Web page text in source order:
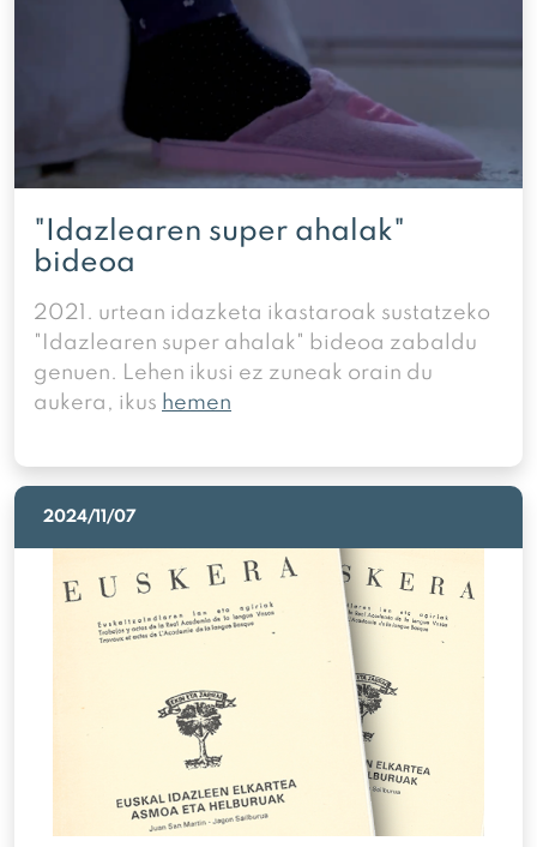
"Idazlearen super ahalak"
bideoa
2021. urtean idazketa ikastaroak sustatzeko
"Idazlearen super ahalak" bideoa zabaldu
genuen. Lehen ikusi ez zuneak orain du
aukera, ikus hemen
2024/11/07